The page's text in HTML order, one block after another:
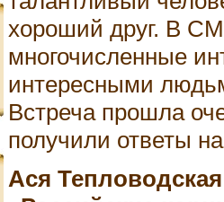
хороший друг. В
многочисленные
интересными
Встреча прошла
получили ответы
Ася